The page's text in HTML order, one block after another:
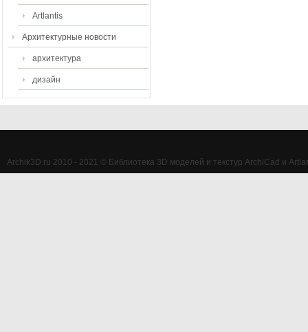
Artlantis
Архитектурные новости
архитектура
дизайн
Archik3D.ru 2010 - 2021 © Библиотека 3D моделей и текстур ArchiCad и